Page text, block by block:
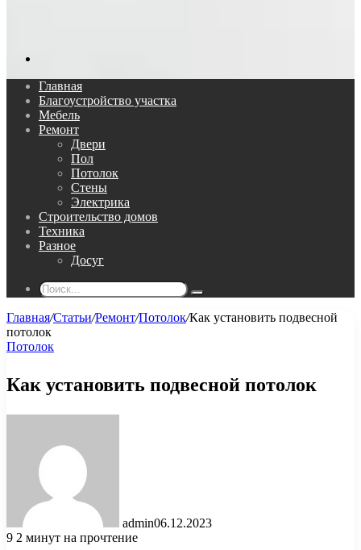
Главная
Благоустройство участка
Мебель
Ремонт
Двери
Пол
Потолок
Стены
Электрика
Строительство домов
Техника
Разное
Досуг
Поиск...
Главная/Статьи/Ремонт/Потолок/Как установить подвесной
потолок
Потолок
Как установить подвесной потолок
admin06.12.2023
9 2 минут на прочтение